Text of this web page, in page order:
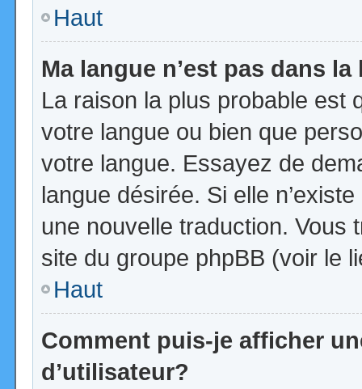
Haut
Ma langue n’est pas dans la
La raison la plus probable est
votre langue ou bien que
votre langue. Essayez de
langue désirée. Si elle
une nouvelle traduction. Vous
site du groupe phpBB (voir le
Haut
Comment puis-je afficher
d’utilisateur?